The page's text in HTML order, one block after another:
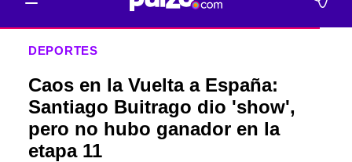
DEPORTES
Caos en la Vuelta a España:
Santiago Buitrago dio 'show',
pero no hubo ganador en la
etapa 11